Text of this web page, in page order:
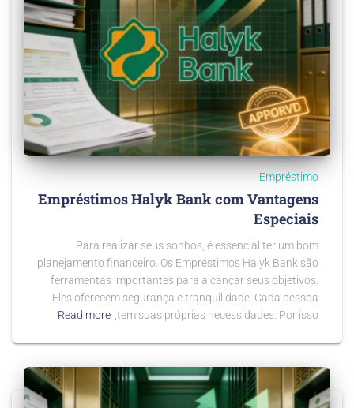
Empréstimo
Empréstimos Halyk Bank com Vantagens
Especiais
Para realizar seus sonhos, é essencial ter um bom
planejamento financeiro. Os Empréstimos Halyk Bank são
ferramentas importantes para alcançar seus objetivos.
Eles oferecem segurança e tranquilidade. Cada pessoa
tem suas próprias necessidades. Por isso,
Read more